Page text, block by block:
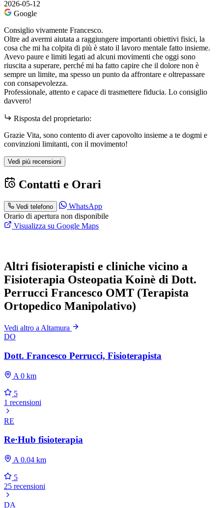
2026-05-12
Google
Consiglio vivamente Francesco.
Oltre ad avermi aiutata a raggiungere importanti obiettivi fisici, la
cosa che mi ha colpita di più è stato il lavoro mentale fatto insieme.
Avevo paure e limiti legati ad alcuni movimenti che oggi sono
riuscita a superare, perché mi ha fatto capire che il dolore non è
sempre un limite, ma spesso un punto da affrontare e oltrepassare
con consapevolezza.
Professionale, attento e capace di trasmettere fiducia. Lo consiglio
davvero!
Risposta del proprietario:
Grazie Vita, sono contento di aver capovolto insieme a te dogmi e
convinzioni limitanti, con il movimento!
Vedi più recensioni
Contatti e Orari
Vedi telefono
WhatsApp
Orario di apertura non disponibile
Visualizza su Google Maps
Altri fisioterapisti e cliniche vicino a
Fisioterapia Osteopatia Koinè di Dott.
Perrucci Francesco OMT (Terapista
Ortopedico Manipolativo)
Vedi altro a Altamura
DO
Dott. Francesco Perrucci, Fisioterapista
A 0 km
5
1 recensioni
RE
Re·Hub fisioterapia
A 0.04 km
5
25 recensioni
DA